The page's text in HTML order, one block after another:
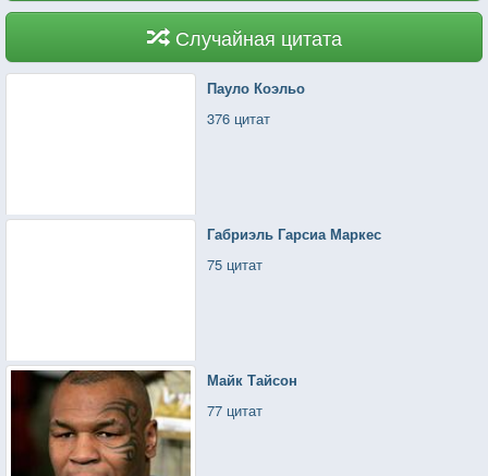
Случайная цитата
Пауло Коэльо
376 цитат
Габриэль Гарсиа Маркес
75 цитат
Майк Тайсон
77 цитат